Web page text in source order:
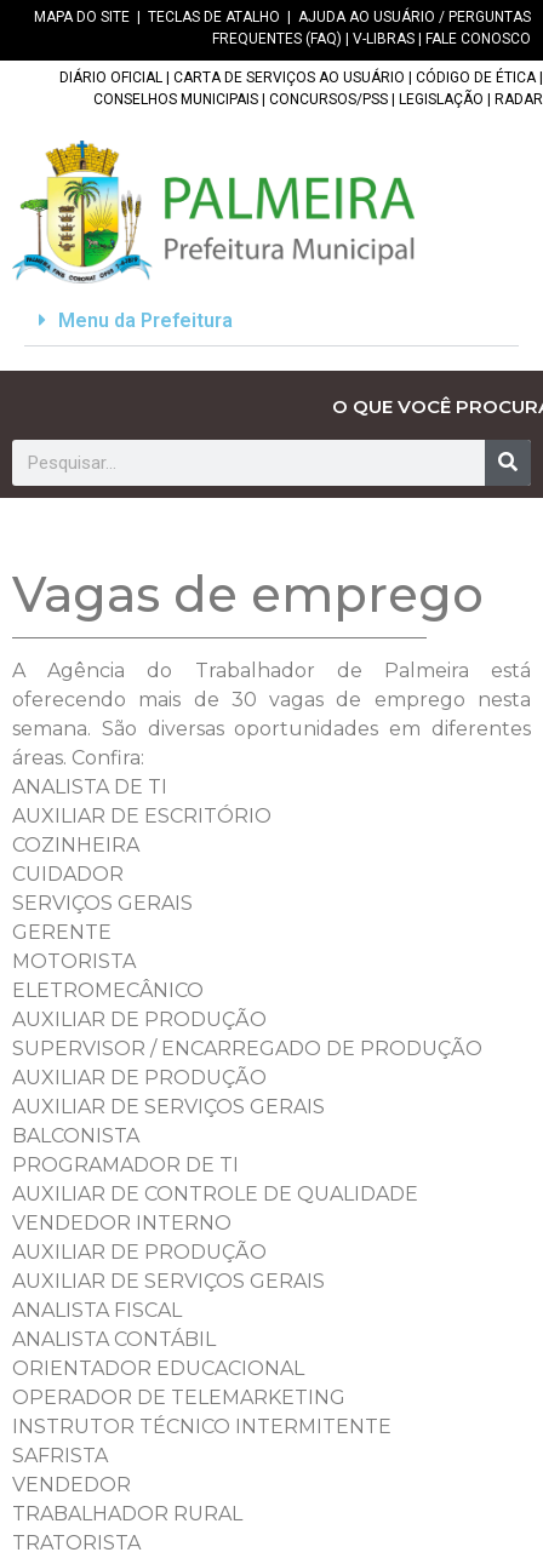
MAPA DO SITE TECLAS DE ATALHO
AJUDA AO USUÁRIO / PERGUNTAS
FREQUENTES (FAQ)
V-LIBRAS FALE CONOSCO
DIÁRIO OFICIAL CARTA DE SERVIÇOS AO USUÁRIO CÓDIGO DE ÉTICA|
CONSELHOS MUNICIPAIS
CONCURSOS/PSS LEGISLAÇÃO RADAR
Menu da Prefeitura
O QUE VOCÊ
Vagas de emprego
A Agência do Trabalhador de Palmeira está
oferecendo mais de 30 vagas de emprego nesta
semana. São diversas oportunidades em diferentes
áreas. Confira:
ANALISTA DE TI
AUXILIAR DE ESCRITÓRIO
COZINHEIRA
CUIDADOR
SERVIÇOS GERAIS
GERENTE
MOTORISTA
ELETROMECÂNICO
AUXILIAR DE PRODUÇÃO
SUPERVISOR / ENCARREGADO DE PRODUÇÃO
AUXILIAR DE PRODUÇÃO
AUXILIAR DE SERVIÇOS GERAIS
BALCONISTA
PROGRAMADOR DE TI
AUXILIAR DE CONTROLE DE QUALIDADE
VENDEDOR INTERNO
AUXILIAR DE PRODUÇÃO
AUXILIAR DE SERVIÇOS GERAIS
ANALISTA FISCAL
ANALISTA CONTÁBIL
ORIENTADOR EDUCACIONAL
OPERADOR DE TELEMARKETING
INSTRUTOR TÉCNICO INTERMITENTE
SAFRISTA
VENDEDOR
TRABALHADOR RURAL
TRATORISTA